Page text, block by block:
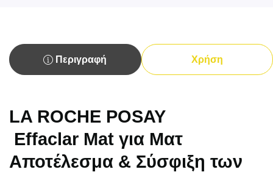
Περιγραφή Χρήση
LA ROCHE POSAY
Effaclar Mat για Ματ
Αποτέλεσμα & Σύσφιξη των